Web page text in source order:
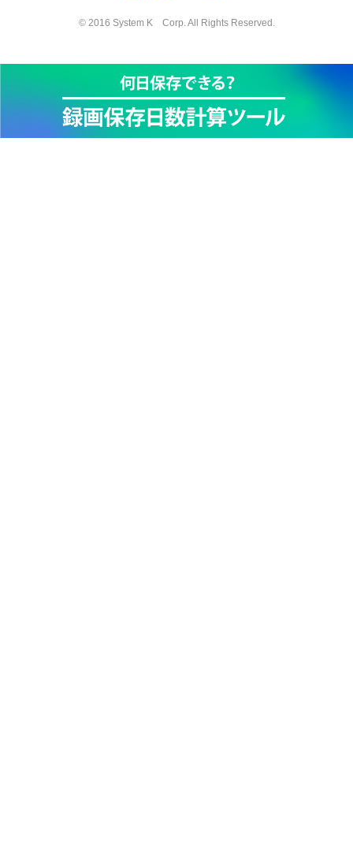
© 2016 System K Corp. All Rights Reserved.